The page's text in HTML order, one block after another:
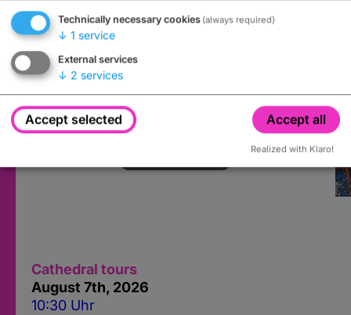
Cathedral tours
August 7th, 2026
10:30 Uhr
Technically necessary cookies (always required)
↓ 1 service
External services
↓ 2 services
Accept selected Accept all
Realized with Klaro!